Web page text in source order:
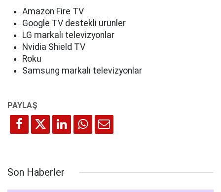
Amazon Fire TV
Google TV destekli ürünler
LG markalı televizyonlar
Nvidia Shield TV
Roku
Samsung markalı televizyonlar
Son Haberler